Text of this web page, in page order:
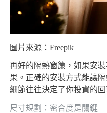
圖片來源：Freepik
再好的隔熱窗簾，如果安
果。正確的安裝方式能讓
細節往往決定了你投資的回
尺寸規劃：密合度是關鍵